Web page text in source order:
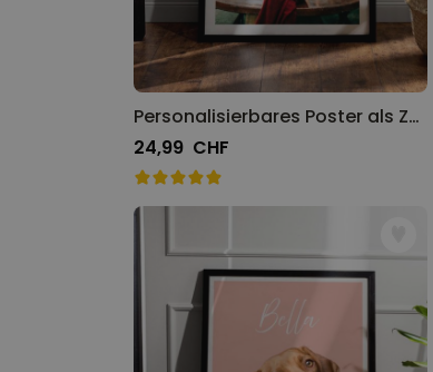
Personalisierbares Poster als Zeitung
24,99 CHF